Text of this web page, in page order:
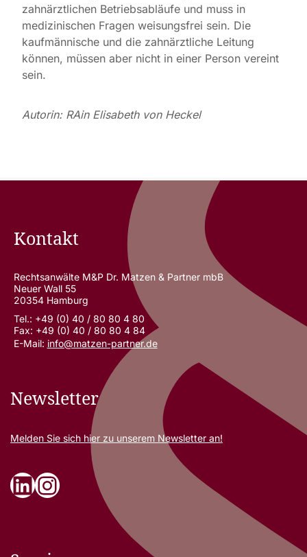
zahnärztlichen Betriebsabläufe und muss in
medizinischen Fragen weisungsfrei sein. Die
kaufmännische und die zahnärztliche Leitung
können, müssen aber nicht in einer Person vereint
sein.
Autorin: RAin Elisabeth von Heckel
Kontakt
Rechtsanwälte M&P Dr. Matzen & Partner mbB
Neuer Wall 55
20354 Hamburg
Tel.: +49 (0) 40 / 80 80 4 80
Fax: +49 (0) 40 / 80 80 4 84
E-Mail: info@matzen-partner.de
Newsletter
Melden Sie sich hier zu unserem Newsletter an!
LinkedIn
Instagram